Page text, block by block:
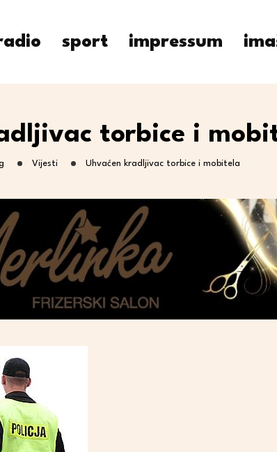
sport impressum
torbice i
Vijesti Uhvaćen kradljivac torbice i mobitela